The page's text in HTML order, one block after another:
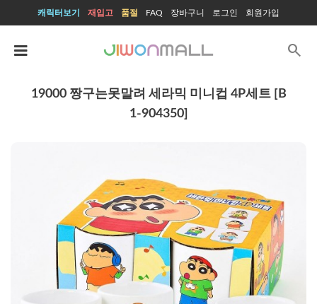
캐릭터보기 재입고 품절 FAQ 장바구니 로그인 회원가입
search
19000 짱구는못말려 세라믹 미니컵 4P세트 [B
1-904350]